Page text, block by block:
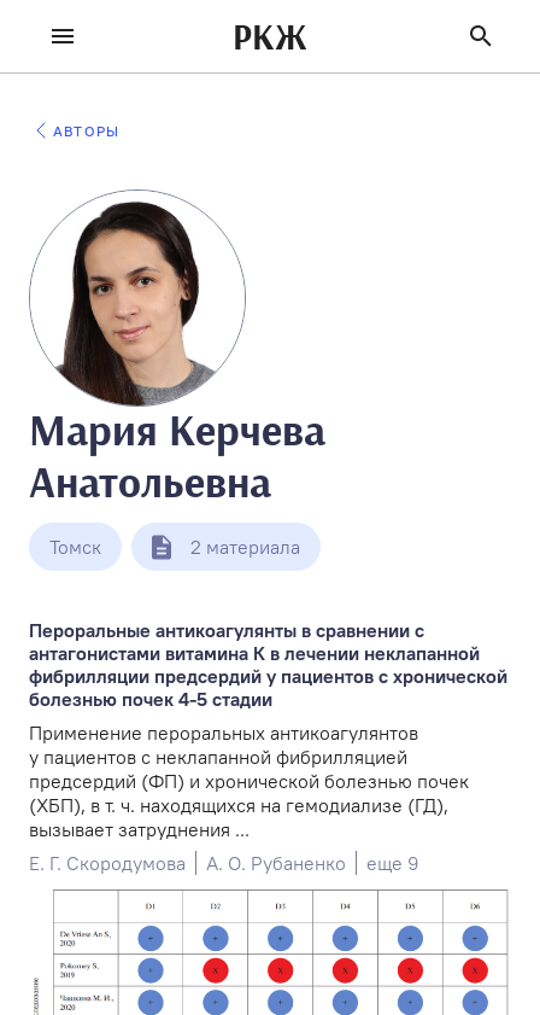
РКЖ
АВТОРЫ
Мария Керчева
Анатольевна
Томск 2 материала
Пероральные антикоагулянты в сравнении с
антагонистами витамина К в лечении неклапанной
фибрилляции предсердий у пациентов с хронической
болезнью почек 4-5 стадии
Применение пероральных антикоагулянтов
у пациентов с неклапанной фибрилляцией
предсердий (ФП) и хронической болезнью почек
(ХБП), в т. ч. находящихся на гемодиализе (ГД),
вызывает затруднения ...
Е. Г. Скородумова
А. О. Рубаненко еще 9